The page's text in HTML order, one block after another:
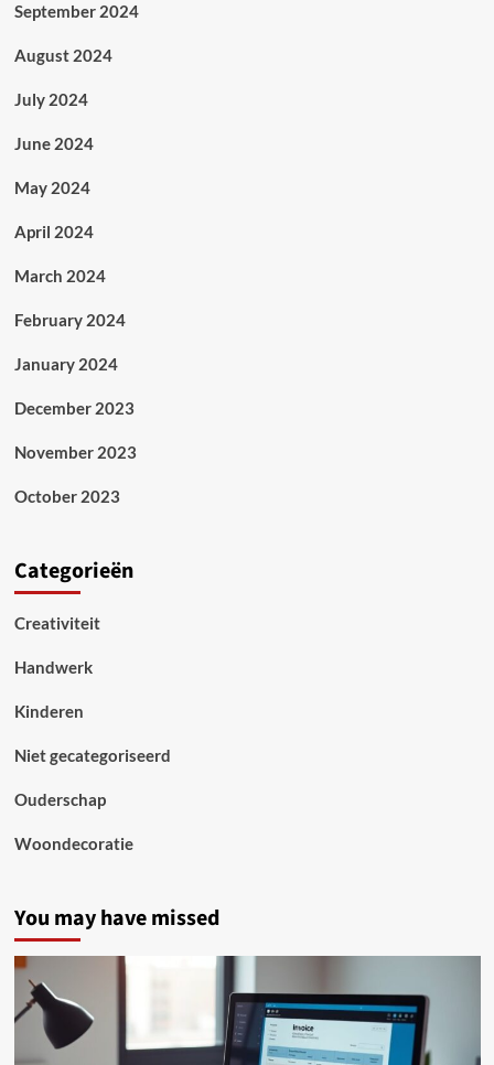
September 2024
August 2024
July 2024
June 2024
May 2024
April 2024
March 2024
February 2024
January 2024
December 2023
November 2023
October 2023
Categorieën
Creativiteit
Handwerk
Kinderen
Niet gecategoriseerd
Ouderschap
Woondecoratie
You may have missed